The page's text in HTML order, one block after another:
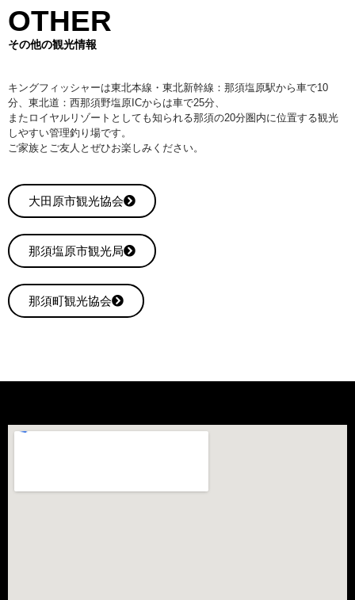
OTHER
その他の観光情報
キングフィッシャーは東北本線・東北新幹線：那須塩原駅から車で10
分、東北道：西那須野塩原ICからは車で25分、
またロイヤルリゾートとしても知られる那須の20分圏内に位置する観光
しやすい管理釣り場です。
ご家族とご友人とぜひお楽しみください。
大田原市観光協会
那須塩原市観光局
那須町観光協会